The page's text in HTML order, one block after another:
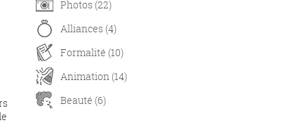
Photos (22)
Alliances (4)
Formalité (10)
Animation (14)
Beauté (6)